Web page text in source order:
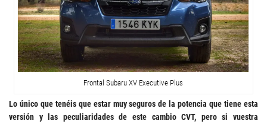
Frontal Subaru XV Executive Plus
Lo único que tenéis que estar muy seguros de la potencia que tiene esta
versión y las peculiaridades de este cambio CVT, pero si vuestra